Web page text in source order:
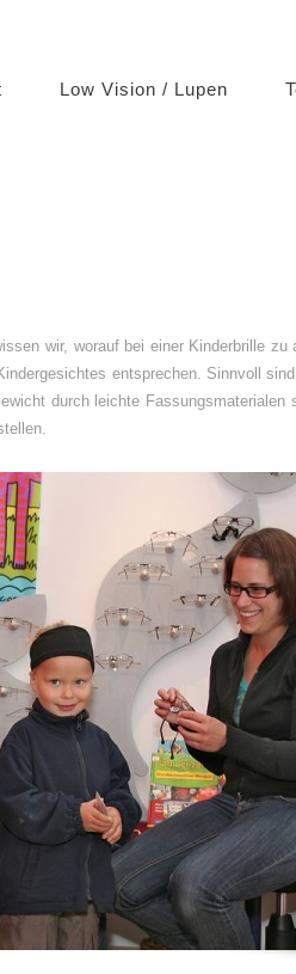
Low Vision / Lupen
wir, worauf bei einer Kinderbrille
entsprechen. Sinnvoll
durch leichte